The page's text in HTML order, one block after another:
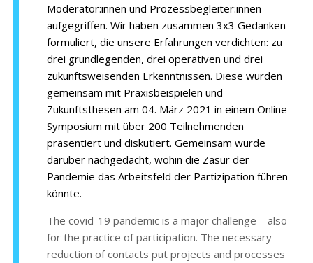
Moderator:innen und Prozessbegleiter:innen
aufgegriffen. Wir haben zusammen 3x3 Gedanken
formuliert, die unsere Erfahrungen verdichten: zu
drei grundlegenden, drei operativen und drei
zukunftsweisenden Erkenntnissen. Diese wurden
gemeinsam mit Praxisbeispielen und
Zukunftsthesen am 04. März 2021 in einem Online-
Symposium mit über 200 Teilnehmenden
präsentiert und diskutiert. Gemeinsam wurde
darüber nachgedacht, wohin die Zäsur der
Pandemie das Arbeitsfeld der Partizipation führen
könnte.
The covid-19 pandemic is a major challenge – also
for the practice of participation. The necessary
reduction of contacts put projects and processes